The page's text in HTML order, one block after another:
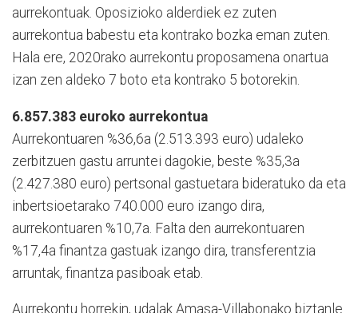
aurrekontuak. Oposizioko alderdiek ez zuten
aurrekontua babestu eta kontrako bozka eman zuten.
Hala ere, 2020rako aurrekontu proposamena onartua
izan zen aldeko 7 boto eta kontrako 5 botorekin.
6.857.383 euroko aurrekontua
Aurrekontuaren %36,6a (2.513.393 euro) udaleko
zerbitzuen gastu arruntei dagokie, beste %35,3a
(2.427.380 euro) pertsonal gastuetara bideratuko da eta
inbertsioetarako 740.000 euro izango dira,
aurrekontuaren %10,7a. Falta den aurrekontuaren
%17,4a finantza gastuak izango dira, transferentzia
arruntak, finantza pasiboak etab.
Aurrekontu horrekin, udalak Amasa-Villabonako biztanle